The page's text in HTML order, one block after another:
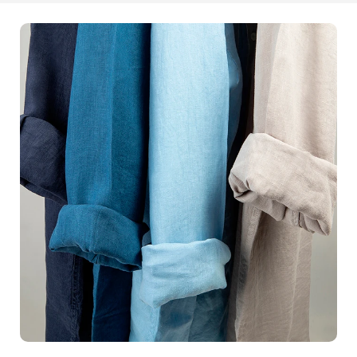
bijoux locaux. Avant de travailler avec nous, elle avait
du mal à mettre en avant la finesse et l'élégance de ses
créations sur son site web. Après avoir réalisé une série
de
packshots avec notre équipe, les résultats ont été
stupéfiants. Lesdétails scintillants et la qualité
photos ont attiré plus de clients que jamais, propulsant
sesventesà un niveau supérieur.Vous aussi, vous
pouvez bénéficier de cette transformation. Que vous
vendiez desvêtements , des accessoires, ou tout autre
produit, nos services de photographie packshotsont
conçus pour répondre à vos besoins spécifiques. Nous
utilisons des techniques de pointe pour assurer une
restitution parfaitedes couleurs, des textures et des
détails.Laissez-nous nous charger de votre
image de
marque . Nos services de photographie packshot
rapides, efficaces et personnalisés. En travaillant avec